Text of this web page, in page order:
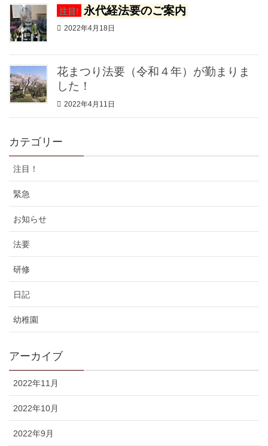
注目! 永代経法要のご案内
2022年4月18日
花まつり法要（令和４年）が勤まりま
した！
2022年4月11日
カテゴリー
注目！
緊急
お知らせ
法要
研修
日記
幼稚園
アーカイブ
2022年11月
2022年10月
2022年9月